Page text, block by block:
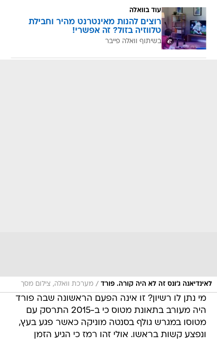
עוד בוואלה
רוצים להנות מאינטרנט מהיר וחבילת
טלווזיה בזול? זה אפשרי!
בשיתוף וואלה פייבר
לאינדיאנה ג'ונס זה לא היה קורה. פורד / מערכת וואלה, צילום מסך
מי נתן לו רשיון? זו אינה הפעם הראשונה שבה פורד
היה מעורב בתאונת מטוס כי ב-2015 התרסק עם
מטוסו במגרש גולף בסנטה מוניקה כאשר פגע בעץ,
ונפצע קשות בראשו. אולי זהו רמז כי הגיע הזמן